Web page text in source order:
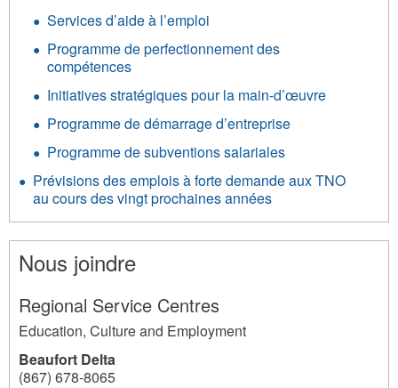
Services d’aide à l’emploi
Programme de perfectionnement des
compétences
Initiatives stratégiques pour la main-d’œuvre
Programme de démarrage d’entreprise
Programme de subventions salariales
Prévisions des emplois à forte demande aux TNO
au cours des vingt prochaines années
Nous joindre
Regional Service Centres
Education, Culture and Employment
Beaufort Delta
(867) 678-8065